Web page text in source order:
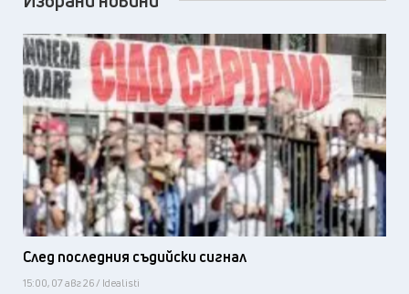
След последния съдийски сигнал
15:00, 07 авг 26 / Idealisti